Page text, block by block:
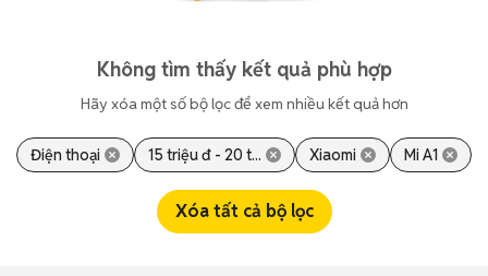
Không tìm thấy kết quả phù hợp
Hãy xóa một số bộ lọc để xem nhiều kết quả hơn
Điện thoại 15 triệu đ - 20 t... Xiaomi Mi A1
Xóa tất cả bộ lọc